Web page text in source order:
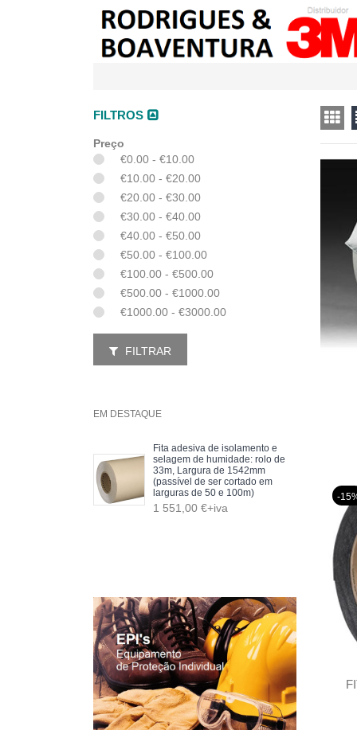
FILTROS
Preço
€0.00 - €10.00
€10.00 - €20.00
€20.00 - €30.00
€30.00 - €40.00
€40.00 - €50.00
€50.00 - €100.00
€100.00 - €500.00
€500.00 - €1000.00
€1000.00 - €3000.00
FILTRAR
EM DESTAQUE
Fita adesiva de isolamento e
selagem de humidade: rolo de
33m, Largura de 1542mm
(passível de ser cortado em
larguras de 50 e 100m)
1 551,00 €+iva
-